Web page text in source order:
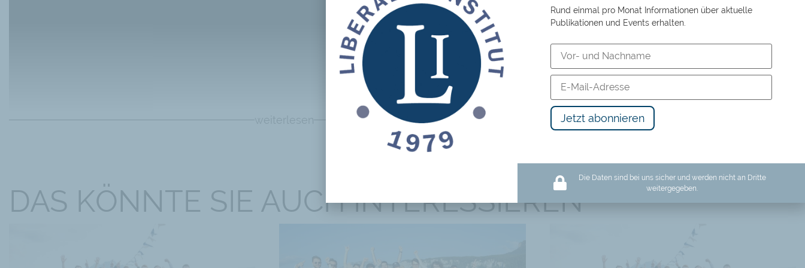
weiterlesen
Tags:
Video,Video,Wirtschaftliche Freiheit,
Wirtschaftswachstum
DAS KÖNNTE SIE AUCH INTERESSIEREN
Rund einmal pro Monat Informationen über aktuelle
Publikationen und Events erhalten.
Die Daten sind bei uns sicher und werden nicht an Dritte
weitergegeben.